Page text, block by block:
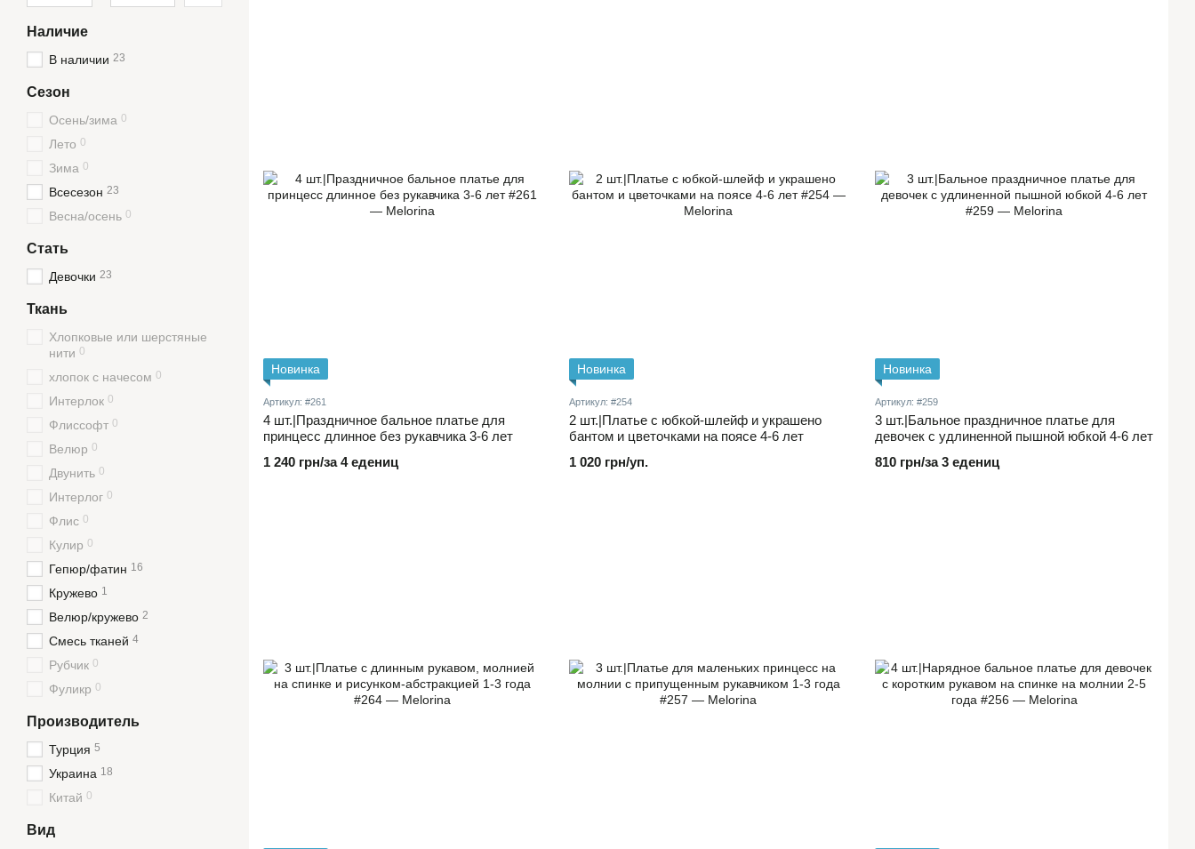
Новинка
Артикул: #261
4 шт.|Праздничное бальное платье для
принцесс длинное без рукавчика 3-6 лет
1 240 грн/за 4 едениц
Новинка
Артикул: #254
2 шт.|Платье с юбкой-шлейф и украшено
бантом и цветочками на поясе 4-6 лет
1 020 грн/уп.
Новинка
Артикул: #259
3 шт.|Бальное праздничное платье для
девочек с удлиненной пышной юбкой 4-6 лет
810 грн/за 3 едениц
Наличие
В наличии 23
Сезон
Осень/зима 0
Лето 0
Зима 0
Всесезон 23
Весна/осень 0
Стать
Девочки 23
Ткань
Хлопковые или шерстяные
нити 0
хлопок с начесом 0
Интерлок 0
Флиссофт 0
Велюр 0
Двунить 0
Интерлог 0
Флис 0
Кулир 0
Гепюр/фатин 16
Кружево 1
Велюр/кружево 2
Смесь тканей 4
Рубчик 0
Фуликр 0
Производитель
Турция 5
Украина 18
Китай 0
Вид